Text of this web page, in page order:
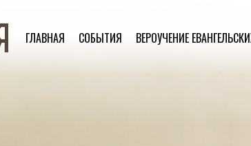
ГЛАВНАЯ СОБЫТИЯ ВЕРОУЧЕНИЕ